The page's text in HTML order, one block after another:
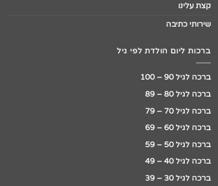
קצת עלינו
שירותי כתיבה
ברכות ליום הולדת לפי גיל
ברכה לגיל 90 – 100
ברכה לגיל 80 – 89
ברכה לגיל 70 – 79
ברכה לגיל 60 – 69
ברכה לגיל 50 – 59
ברכה לגיל 40 – 49
ברכה לגיל 30 – 39